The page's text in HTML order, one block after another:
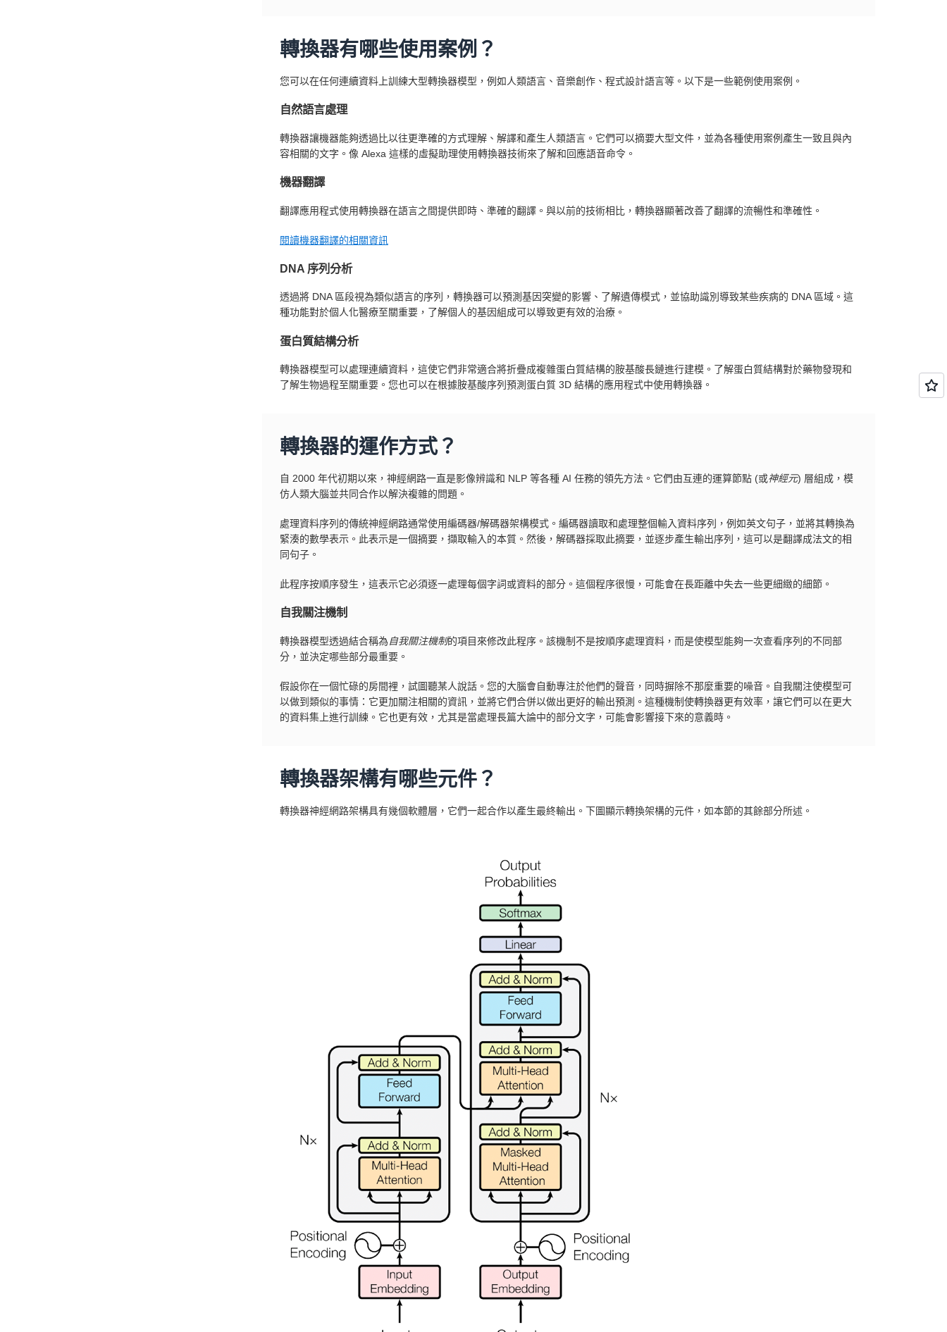
轉換器有哪些使用案例？
您可以在任何連續資料上訓練大型轉換器模型，例如人類語言、音樂創作、程式設計語言等。以下是一些範例使用案例。
自然語言處理
轉換器讓機器能夠透過比以往更準確的方式理解、解譯和產生人類語言。它們可以摘要大型文件，並為各種使用案例產生一致且與內
容相關的文字。像 Alexa 這樣的虛擬助理使用轉換器技術來了解和回應語音命令。
機器翻譯
翻譯應用程式使用轉換器在語言之間提供即時、準確的翻譯。與以前的技術相比，轉換器顯著改善了翻譯的流暢性和準確性。
閱讀機器翻譯的相關資訊
DNA 序列分析
透過將 DNA 區段視為類似語言的序列，轉換器可以預測基因突變的影響、了解遺傳模式，並協助識別導致某些疾病的 DNA 區域。這
種功能對於個人化醫療至關重要，了解個人的基因組成可以導致更有效的治療。
蛋白質結構分析
轉換器模型可以處理連續資料，這使它們非常適合將折疊成複雜蛋白質結構的胺基酸長鏈進行建模。了解蛋白質結構對於藥物發現和
了解生物過程至關重要。您也可以在根據胺基酸序列預測蛋白質 3D 結構的應用程式中使用轉換器。
轉換器的運作方式？
自 2000 年代初期以來，神經網路一直是影像辨識和 NLP 等各種 AI 任務的領先方法。它們由互連的運算節點 (或神經元) 層組成，模
仿人類大腦並共同合作以解決複雜的問題。
處理資料序列的傳統神經網路通常使用編碼器/解碼器架構模式。編碼器讀取和處理整個輸入資料序列，例如英文句子，並將其轉換為
緊湊的數學表示。此表示是一個摘要，擷取輸入的本質。然後，解碼器採取此摘要，並逐步產生輸出序列，這可以是翻譯成法文的相
同句子。
此程序按順序發生，這表示它必須逐一處理每個字詞或資料的部分。這個程序很慢，可能會在長距離中失去一些更細緻的細節。
自我關注機制
轉換器模型透過結合稱為自我關注機制的項目來修改此程序。該機制不是按順序處理資料，而是使模型能夠一次查看序列的不同部
分，並決定哪些部分最重要。
假設你在一個忙碌的房間裡，試圖聽某人說話。您的大腦會自動專注於他們的聲音，同時摒除不那麼重要的噪音。自我關注使模型可
以做到類似的事情：它更加關注相關的資訊，並將它們合併以做出更好的輸出預測。這種機制使轉換器更有效率，讓它們可以在更大
的資料集上進行訓練。它也更有效，尤其是當處理長篇大論中的部分文字，可能會影響接下來的意義時。
轉換器架構有哪些元件？
轉換器神經網路架構具有幾個軟體層，它們一起合作以產生最終輸出。下圖顯示轉換架構的元件，如本節的其餘部分所述。